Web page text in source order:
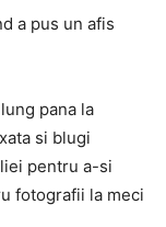
a pus un afis
pana la
si blugi
pentru a-si
fotografii la meci